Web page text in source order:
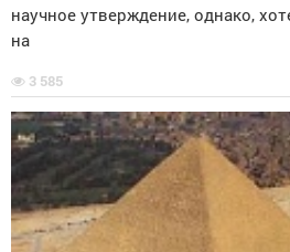
научное утверждение, однако,
на
3 585